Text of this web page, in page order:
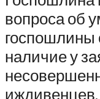
вопроса об
госпошлины
наличие у